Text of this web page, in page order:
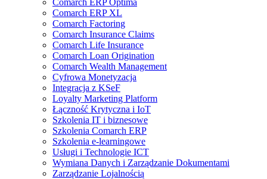
Comarch ERP Optima
Comarch ERP XL
Comarch Factoring
Comarch Insurance Claims
Comarch Life Insurance
Comarch Loan Origination
Comarch Wealth Management
Cyfrowa Monetyzacja
Integracja z KSeF
Loyalty Marketing Platform
Łączność Krytyczna i IoT
Szkolenia IT i biznesowe
Szkolenia Comarch ERP
Szkolenia e-learningowe
Usługi i Technologie ICT
Wymiana Danych i Zarządzanie Dokumentami
Zarządzanie Lojalnością